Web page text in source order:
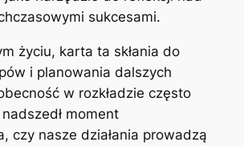
sukcesami.
życiu, karta ta skłania do
i planowania dalszych
w rozkładzie często
moment
czy nasze działania prowadzą